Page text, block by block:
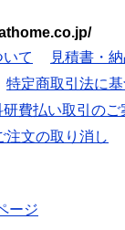
て
見積書・
特定商取引法に
費払い取引のご
注文の取り消し
ージ